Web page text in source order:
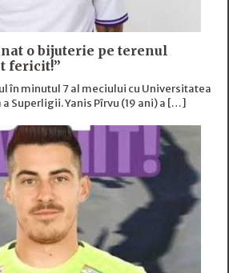
o bijuterie pe terenul
fericit!”
în minutul 7 al meciului cu Universitatea
Superligii. Yanis Pîrvu (19 ani) a […]